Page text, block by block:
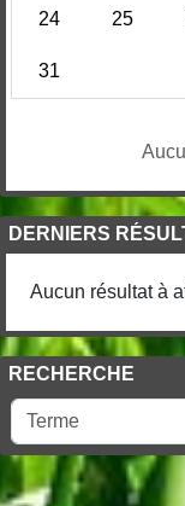
24 25
31
DERNIERS
Aucun résultat à
RECHERCHE